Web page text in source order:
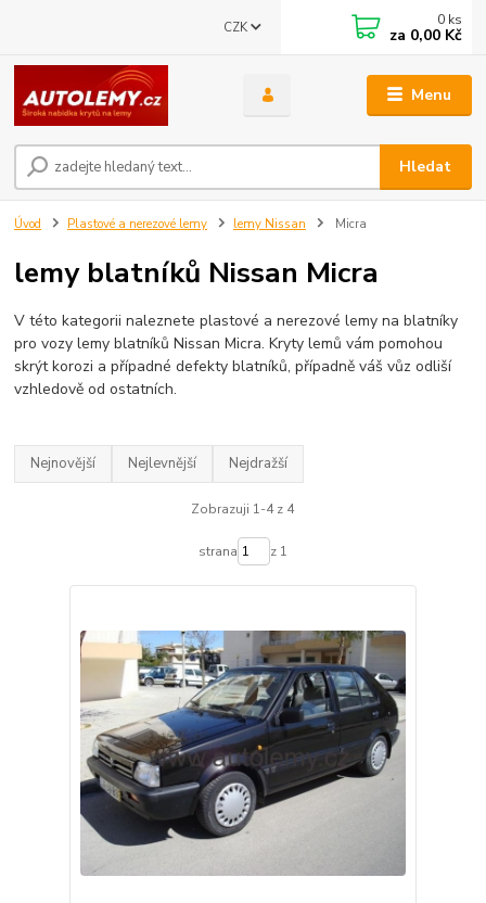
Menu
CZK
Hledat
0 ks
za 0,00 Kč
Úvod Plastové a nerezové lemy lemy Nissan Micra
lemy blatníků Nissan Micra
V této kategorii naleznete plastové a nerezové lemy na blatníky
pro vozy lemy blatníků Nissan Micra. Kryty lemů vám pomohou
skrýt korozi a případné defekty blatníků, případně váš vůz odliší
vzhledově od ostatních.
Nejnovější Nejlevnější Nejdražší
Zobrazuji 1-4 z 4
strana z 1